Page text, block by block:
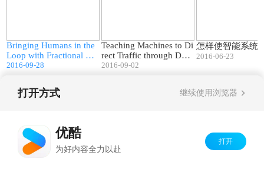
Bringing Humans in the
Loop with Fractional Or
der Modeling
2016-09-28
Teaching Machines to Di
rect Traffic through Dee
p Reinforcement Learnin
2016-09-02
怎样使智能系统
2016-06-23
打开方式 继续使用浏览器
优酷
为好内容全力以赴
打开